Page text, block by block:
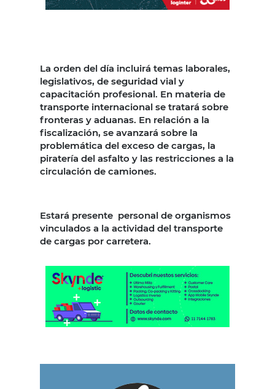
La orden del día incluirá temas laborales,
legislativos, de seguridad vial y
capacitación profesional. En materia de
transporte internacional se tratará sobre
fronteras y aduanas. En relación a la
fiscalización, se avanzará sobre la
problemática del exceso de cargas, la
piratería del asfalto y las restricciones a la
circulación de camiones.
Estará presente personal de organismos
vinculados a la actividad del transporte
de cargas por carretera.